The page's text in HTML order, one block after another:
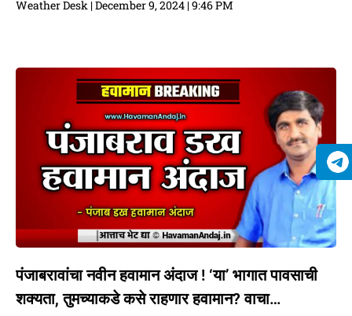
Weather Desk December 9, 2024 9:46 PM
पंजाबरावांचा नवीन हवामान अंदाज ! ‘या’ भागात पावसाची
शक्यता, तुमच्याकडे कसे राहणार हवामान? वाचा…